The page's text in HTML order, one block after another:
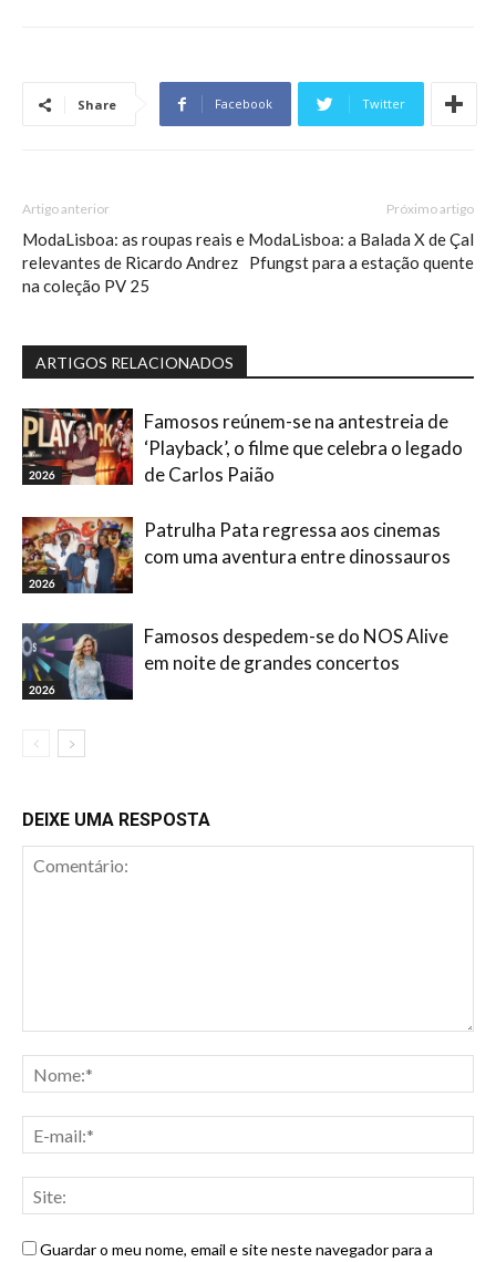
Share Facebook Twitter
Artigo anterior
ModaLisboa: as roupas reais e
relevantes de Ricardo Andrez
na coleção PV 25
Próximo artigo
ModaLisboa: a Balada X de Çal
Pfungst para a estação quente
ARTIGOS RELACIONADOS
2026
Famosos reúnem-se na antestreia de
‘Playback’, o filme que celebra o legado
de Carlos Paião
2026
Patrulha Pata regressa aos cinemas
com uma aventura entre dinossauros
2026
Famosos despedem-se do NOS Alive
em noite de grandes concertos
DEIXE UMA RESPOSTA
Guardar o meu nome, email e site neste navegador para a